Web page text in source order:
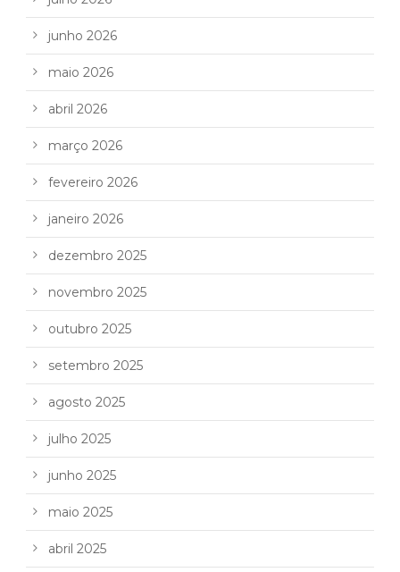
junho 2026
maio 2026
abril 2026
março 2026
fevereiro 2026
janeiro 2026
dezembro 2025
novembro 2025
outubro 2025
setembro 2025
agosto 2025
julho 2025
junho 2025
maio 2025
abril 2025